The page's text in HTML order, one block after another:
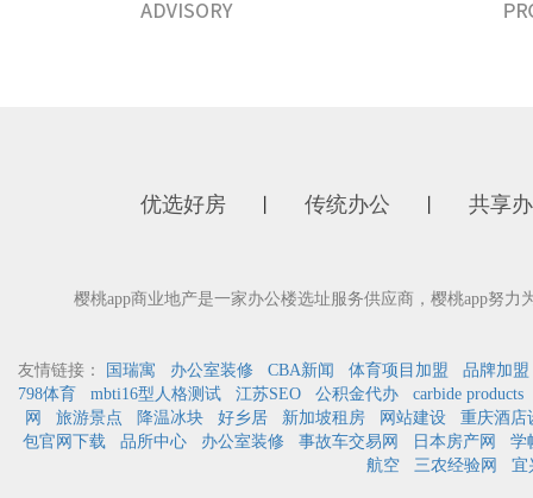
优选好房 传统办公 共享
樱桃app商业地产是一家办公楼选址服务供应商，樱桃app努力
友情链接： 国瑞寓 办公室装修 CBA新闻 体育项目加盟
品牌加盟
798体育
mbti16型人格测试 江苏SEO 公积金代办
carbide products
网
旅游景点 降温冰块 好乡居 新加坡租房 网站建设
重庆酒店
包官网下载
品所中心 办公室装修 事故车交易网 日本房产网
学
航空
三农经验网 宜